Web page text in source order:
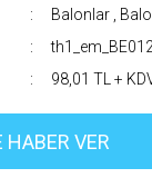
Balonlar
98,01 TL +
HABER VER